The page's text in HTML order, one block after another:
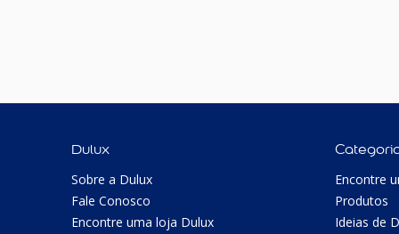
Dulux
Sobre a Dulux
Fale Conosco
Encontre uma loja Dulux
Encontre
Produtos
Ideias de